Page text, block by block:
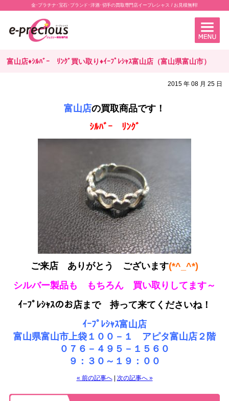
金･プラチナ･宝石･ブランド･洋酒･切手の買取専門店イープレシャス / お見積無料!
富山店♦ｼﾙﾊﾞｰ ﾘﾝｸﾞ買い取り♦ｲｰﾌﾟﾚｼｬｽ富山店（富山県富山市）
2015 年 08 月 25 日
富山店の買取商品です！
ｼﾙﾊﾞｰ ﾘﾝｸﾞ
ご来店 ありがとう ございます(*^_^*)
シルバー製品も もちろん 買い取りしてます～
ｲｰﾌﾟﾚｼｬｽのお店まで 持って来てくださいね！
ｲｰﾌﾟﾚｼｬｽ富山店
富山県富山市上袋１００－１ アピタ富山店２階
０７６－４９５－１５６０
９：３０～１９：００
« 前の記事へ| 次の記事へ »